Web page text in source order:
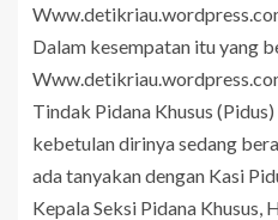
Dalam kesempatan itu yang
Tindak Pidana Khusus
kebetulan dirinya sedang
ada tanyakan dengan Kasi
Kepala Seksi Pidana Khusus,